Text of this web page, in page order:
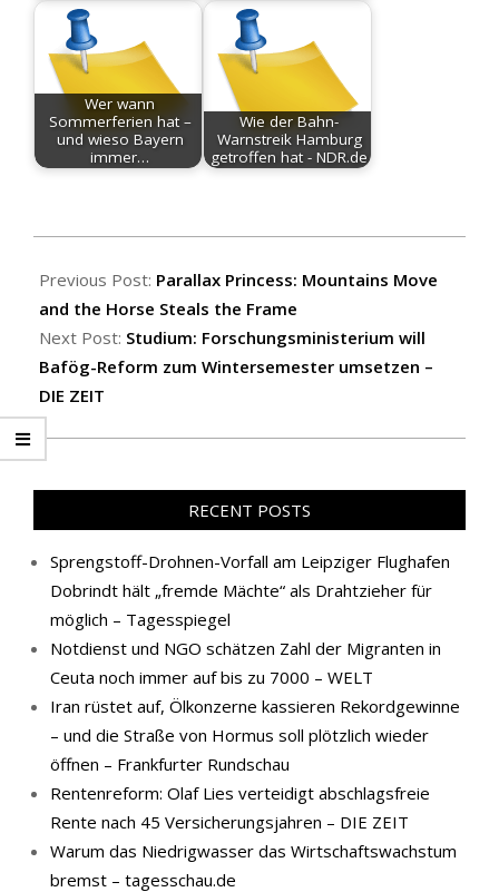
Wer wann
Sommerferien hat –
und wieso Bayern
immer…
Wie der Bahn-
Warnstreik Hamburg
getroffen hat - NDR.de
06-
01
Previous Post: Parallax Princess: Mountains Move
and the Horse Steals the Frame
Next Post: Studium: Forschungsministerium will
Bafög-Reform zum Wintersemester umsetzen –
DIE ZEIT
RECENT POSTS
Sprengstoff-Drohnen-Vorfall am Leipziger Flughafen
Dobrindt hält „fremde Mächte“ als Drahtzieher für
möglich – Tagesspiegel
Notdienst und NGO schätzen Zahl der Migranten in
Ceuta noch immer auf bis zu 7000 – WELT
Iran rüstet auf, Ölkonzerne kassieren Rekordgewinne
– und die Straße von Hormus soll plötzlich wieder
öffnen – Frankfurter Rundschau
Rentenreform: Olaf Lies verteidigt abschlagsfreie
Rente nach 45 Versicherungsjahren – DIE ZEIT
Warum das Niedrigwasser das Wirtschaftswachstum
bremst – tagesschau.de